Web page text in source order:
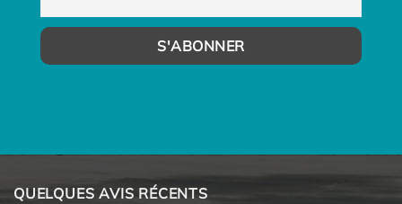
QUELQUES AVIS RÉCENTS